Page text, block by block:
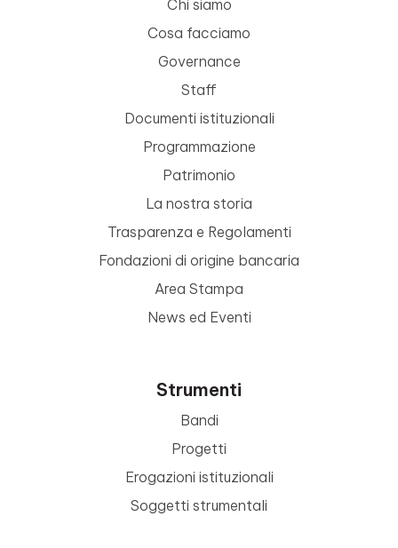
Chi siamo
Cosa facciamo
Governance
Staff
Documenti istituzionali
Programmazione
Patrimonio
La nostra storia
Trasparenza e Regolamenti
Fondazioni di origine bancaria
Area Stampa
News ed Eventi
Strumenti
Bandi
Progetti
Erogazioni istituzionali
Soggetti strumentali